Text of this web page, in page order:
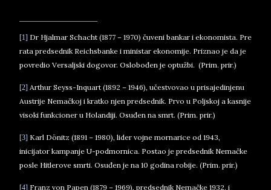
[1] Dr Hjalmar Schacht (1877 – 1970) čuveni bankar i ekonomista. Pre
rata predsednik Reichsbanke i ministar ekonomije. Priznao je da je
povredio Versaljski dogovor. Oslobođen je optužbi. (Prim. prir.)
[2] Arthur Seyss-Inquart (1892 – 1946), učestvovao u prisajedinjenu
Austrije Nemačkoj i kratko njen predsednik. Prvo u Poljskoj a kasnije
visoki funkcioner u Holandiji. Osuđen na smrt. (Prim. prir.)
[3] Karl Dönitz (1891 – 1980), lider vojne mornarice od 1943,
inicijator kampanje U-podmornica. Postao je predsednik Nemačke
posle Hitlerove smrti. Osuđen je na 10 godina robije. (Prim. prir.)
[4] Franz von Papen (1879 – 1969), predsednik Nemačke 1932. i